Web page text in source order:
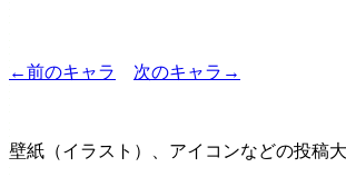
←前のキャラ 次のキャラ→
壁紙（イラスト）、アイコンなどの投稿